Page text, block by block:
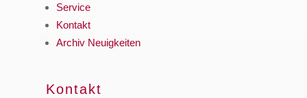
Service
Kontakt
Archiv Neuigkeiten
Kontakt